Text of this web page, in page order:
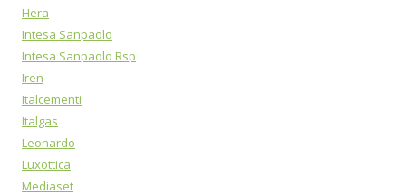
Hera
Intesa Sanpaolo
Intesa Sanpaolo Rsp
Iren
Italcementi
Italgas
Leonardo
Luxottica
Mediaset